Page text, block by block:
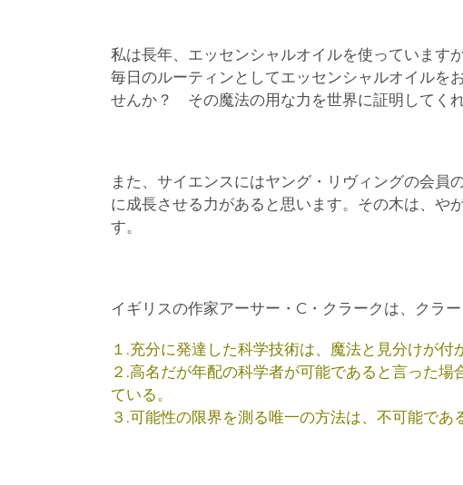
私は長年、エッセンシャルオイルを使っています
毎日のルーティンとしてエッセンシャルオイルを
せんか？ その魔法の用な力を世界に証明してく
また、サイエンスにはヤング・リヴィングの会員
に成長させる力があると思います。その木は、や
す。
イギリスの作家アーサー・C・クラークは、クラ
１.充分に発達した科学技術は、魔法と見分けが付
２.高名だが年配の科学者が可能であると言った
ている。
３.可能性の限界を測る唯一の方法は、不可能であ